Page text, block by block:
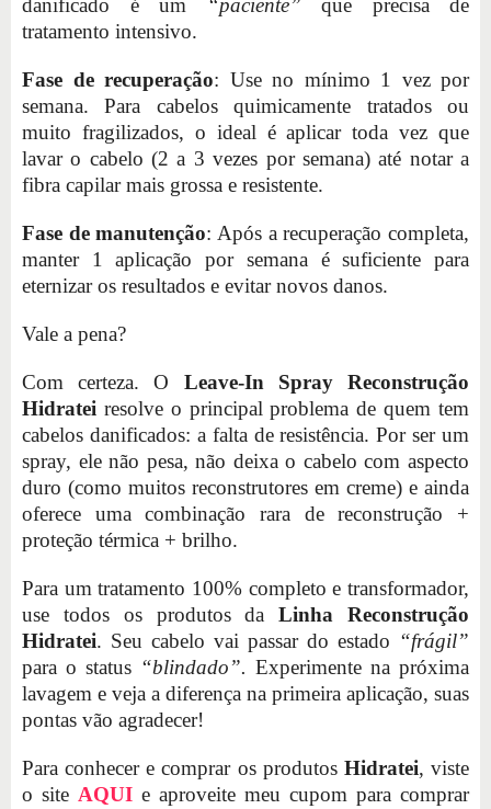
danificado é um
“paciente” que precisa de
tratamento intensivo.
Fase de recuperação: Use no mínimo 1 vez por
semana. Para cabelos quimicamente tratados ou
muito fragilizados, o ideal é aplicar toda vez que
lavar o cabelo (2 a 3 vezes por semana) até notar a
fibra capilar mais grossa e resistente.
Fase de manutenção: Após a recuperação completa,
manter 1 aplicação por semana é suficiente para
eternizar os resultados e evitar novos danos.
Vale a pena?
Com certeza. O Leave-In Spray Reconstrução
Hidratei resolve o principal problema de quem tem
cabelos danificados: a falta de resistência. Por ser um
spray, ele não pesa, não deixa o cabelo com aspecto
duro (como muitos reconstrutores em creme) e ainda
oferece uma combinação rara de reconstrução +
proteção térmica + brilho.
Para um tratamento 100% completo e transformador,
use todos os produtos daLinha Reconstrução
Hidratei. Seu cabelo vai passar do estado “frágil”
para o status “blindado”. Experimente na próxima
lavagem e veja a diferença na primeira aplicação, suas
pontas vão agradecer!
Para conhecer e comprar os produtos Hidratei, viste
o site AQUI e aproveite meu cupom para comprar